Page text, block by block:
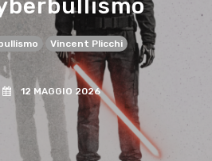
Vincent Plicchi
12 MAGGIO 2026